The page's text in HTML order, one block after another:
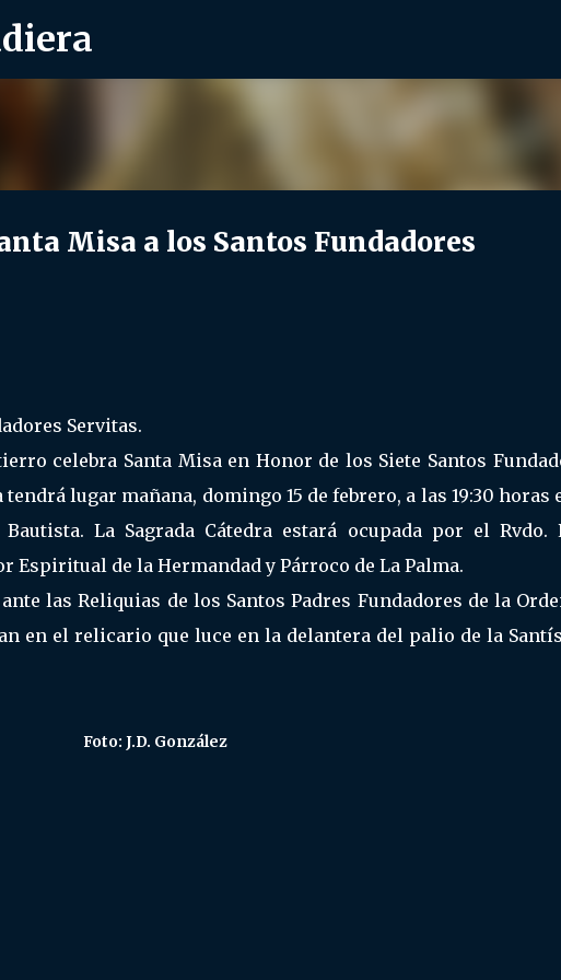
Misa a los Santos Fundadores
Servitas.
celebra Santa Misa en Honor de los Siete Santos
lugar mañana, domingo 15 de febrero, a las 19:30 horas
La Sagrada Cátedra estará ocupada por el Rvdo.
Espiritual de la Hermandad y Párroco de La Palma.
las Reliquias de los Santos Padres Fundadores de la
en el relicario que luce en la delantera del palio de la
Foto: J.D. González